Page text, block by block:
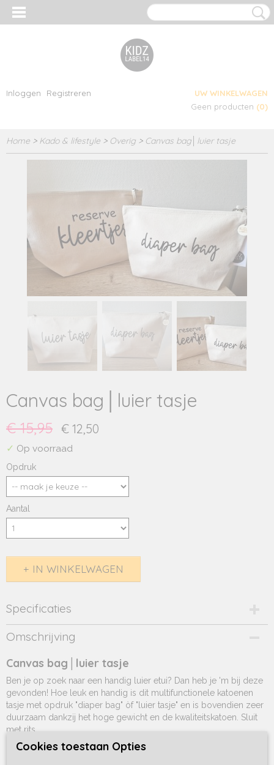
Inloggen Registreren
UW WINKELWAGEN
Geen producten (0)
Home > Kado & lifestyle > Overig > Canvas bag│luier tasje
Canvas bag│luier tasje
€ 15,95 € 12,50
✓ Op voorraad
Opdruk
Aantal
IN WINKELWAGEN
Specificaties
Productcode
726-1939
Omschrijving
Canvas bag│luier tasje
Ben je op zoek naar een handig luier etui? Dan heb je 'm bij deze
gevonden! Hoe leuk en handig is dit multifunctionele katoenen
tasje met opdruk "diaper bag" òf "luier tasje" en is bovendien zeer
duurzaam dankzij het hoge gewicht en de kwaliteitskatoen. Sluit
met rits.
Met dit etui voor de luiers heb je meer dan genoeg ruimte voor
Cookies toestaan Opties